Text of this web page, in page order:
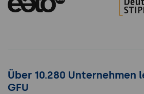
Über 10.280 Unternehmen
GFU